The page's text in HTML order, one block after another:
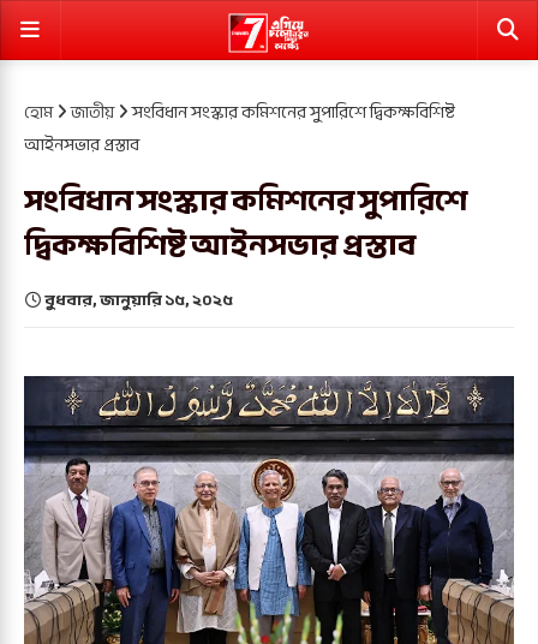
হোম জাতীয় সংবিধান সংস্কার কমিশনের সুপারিশে দ্বিকক্ষবিশিষ্ট
আইনসভার প্রস্তাব
সংবিধান সংস্কার কমিশনের সুপারিশে
দ্বিকক্ষবিশিষ্ট আইনসভার প্রস্তাব
বুধবার, জানুয়ারি ১৫, ২০২৫